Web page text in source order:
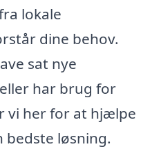
lokale
dine behov.
sat nye
har brug for
vi her for at hjælpe
bedste løsning.